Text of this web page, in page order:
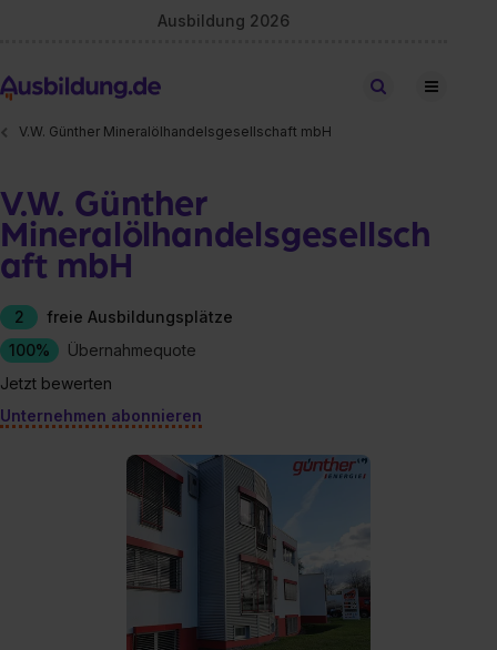
Ausbildung 2026
Stellen finden
V.W. Günther Mineralölhandelsgesellschaft mbH
V.W. Günther
Mineralölhandelsgesellsch
aft mbH
2
freie Ausbildungsplätze
100%
Übernahmequote
Jetzt bewerten
Unternehmen abonnieren